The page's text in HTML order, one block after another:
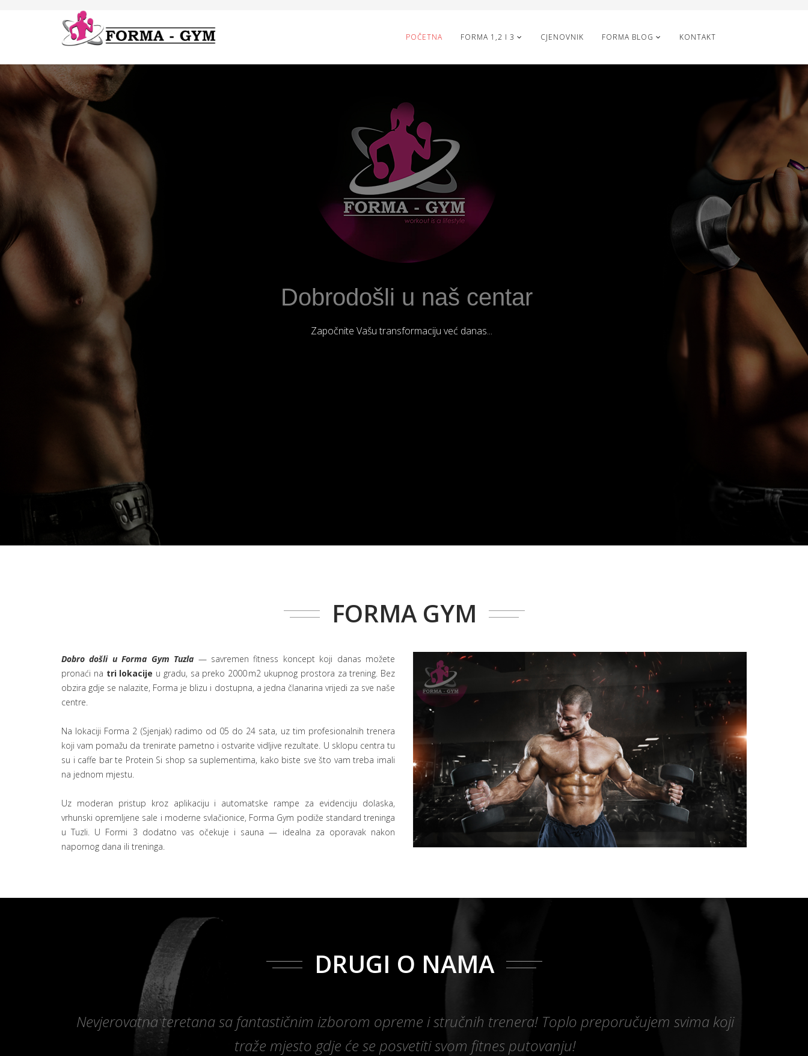
POČETNA FORMA 1,2 I 3 CJENOVNIK FORMA BLOG KONTAKT
Dobrodošli u naš centar
Započnite Vašu transformaciju već danas...
FORMA GYM
Dobro došli u Forma Gym Tuzla — savremen fitness koncept koji danas možete
pronaći na tri lokacije u gradu, sa preko 2000 m2 ukupnog prostora za trening. Bez
obzira gdje se nalazite, Forma je blizu i dostupna, a jedna članarina vrijedi za sve naše
centre.
Na lokaciji Forma 2 (Sjenjak) radimo od 05 do 24 sata, uz tim profesionalnih trenera
koji vam pomažu da trenirate pametno i ostvarite vidljive rezultate. U sklopu centra tu
su i caffe bar te Protein Si shop sa suplementima, kako biste sve što vam treba imali
na jednom mjestu.
Uz moderan pristup kroz aplikaciju i automatske rampe za evidenciju dolaska,
vrhunski opremljene sale i moderne svlačionice, Forma Gym podiže standard treninga
u Tuzli. U Formi 3 dodatno vas očekuje i sauna — idealna za oporavak nakon
napornog dana ili treninga.
DRUGI O NAMA
Nevjerovatna teretana sa fantastičnim izborom opreme i stručnih trenera! Toplo preporučujem svima koji
traže mjesto gdje će se posvetiti svom fitnes putovanju!